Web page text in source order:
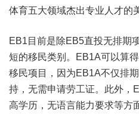
体育五大领域杰出专业人才的
EB1目前是除EB5直投无排期
短的移民类别。EB1A可以算
移民项目，因为EB1A不仅排
持，无需申请劳工证。此外，
高学历，无语言能力要求等方